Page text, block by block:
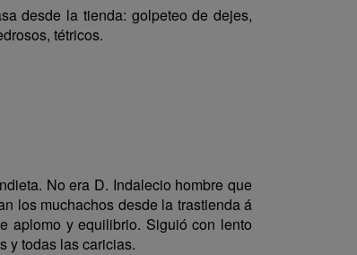
desde la tienda: golpeteo de dejes,
tétricos.
No era D. Indalecio hombre que
los muchachos desde la trastienda á
aplomo y equilibrio. Siguió con lento
y todas las caricias.